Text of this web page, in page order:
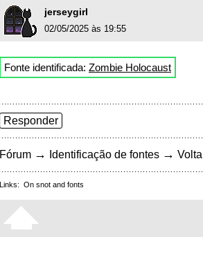
jerseygirl
02/05/2025 às 19:55
Fonte identificada: Zombie Holocaust
Responder
Fórum → Identificação de fontes →
Links: On snot and fonts